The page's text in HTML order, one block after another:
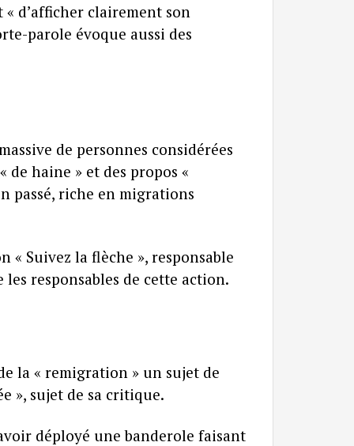
d’afficher clairement son
parole évoque aussi des
de personnes considérées
de haine » et des propos «
passé, riche en migrations
« Suivez la flèche », responsable
responsables de cette action.
la « remigration » un sujet de
», sujet de sa critique.
déployé une banderole faisant